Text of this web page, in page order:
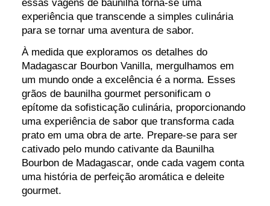
essas vagens de baunilha torna-se uma
experiência que transcende a simples culinária
para se tornar uma aventura de sabor.
À medida que exploramos os detalhes do
Madagascar Bourbon Vanilla, mergulhamos em
um mundo onde a excelência é a norma. Esses
grãos de baunilha gourmet personificam o
epítome da sofisticação culinária, proporcionando
uma experiência de sabor que transforma cada
prato em uma obra de arte. Prepare-se para ser
cativado pelo mundo cativante da Baunilha
Bourbon de Madagascar, onde cada vagem conta
uma história de perfeição aromática e deleite
gourmet.